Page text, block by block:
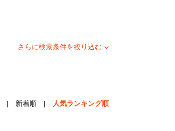
さらに検索条件を絞り込む
| 新着順 | 人気ランキング順